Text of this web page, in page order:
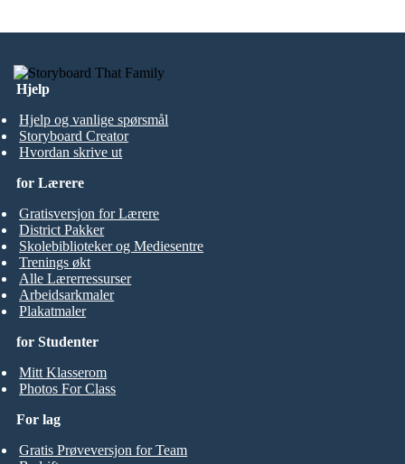
Hjelp
Hjelp og vanlige spørsmål
Storyboard Creator
Hvordan skrive ut
for Studenter
Mitt Klasserom
Photos For Class
for Lærere
Gratisversjon for Lærere
District Pakker
Skolebiblioteker og Mediesentre
Trenings økt
Alle Lærerressurser
Arbeidsarkmaler
Plakatmaler
For lag
Gratis Prøveversjon for Team